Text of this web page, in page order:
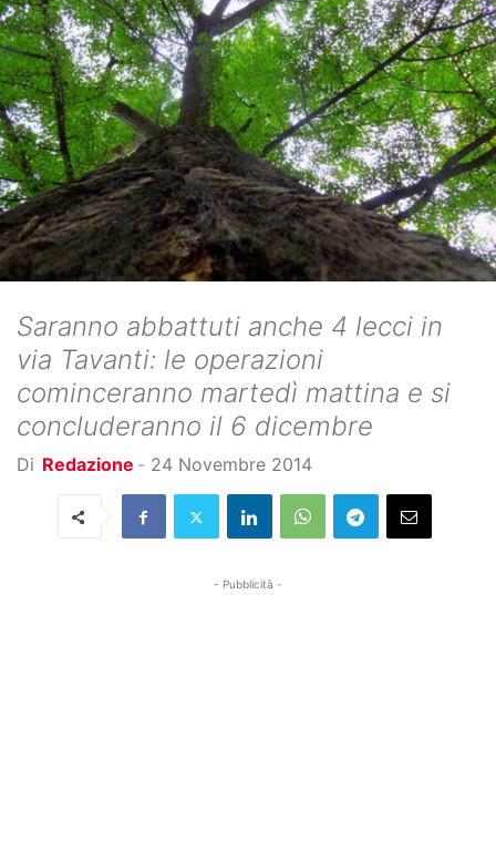
Saranno abbattuti anche 4 lecci in
via Tavanti: le operazioni
cominceranno martedì mattina e si
concluderanno il 6 dicembre
Di Redazione - 24 Novembre 2014
- Pubblicità -